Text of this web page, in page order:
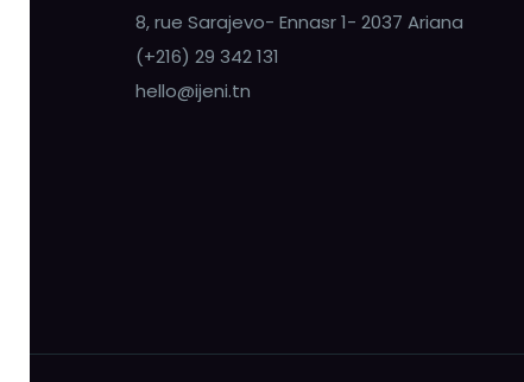
8, rue Sarajevo- Ennasr 1- 2037 Ariana
(+216) 29 342 131
hello@ijeni.tn